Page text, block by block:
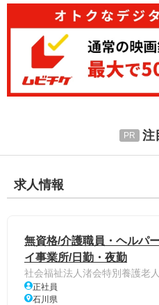
注
求人情報
無資格/介護職員・ヘルパ
イ事業所/日勤・夜勤
社会福祉法人渚会特別養護老
正社員
石川県